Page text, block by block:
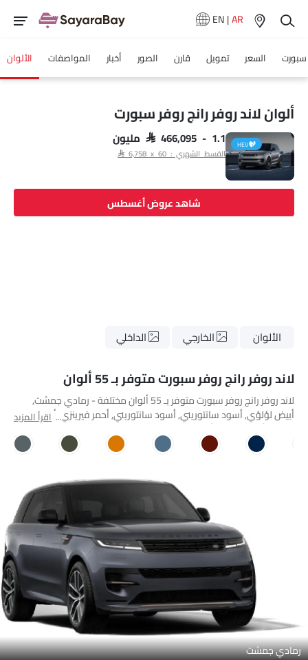
EN|AR
سبورت السعر تمويل قارن الصور أخبار المواصفات الألوان
ألوان لاند روفر رانج روفر سبورت
HEV
SAR 466,095 - 1.1 مليون
القسط الشهري : SAR 6,758 x 60
شاهد عروض أغسطس
الألوان الخارجي الداخلي
لاند روفر رانج روفر سبورت متوفر بـ 55 ألوان
لاند روفر رانج روفر سبورت متوفر بـ 55 ألوان مختلفة - رمادي جمشت,
أبيض لؤلؤي, أسود سانتوريني, أسود سانتوريني, أحمر فيرينزي, أبيض
فوجي, أبيض فوجي, أزرق كونكورس, ميكا رمادية معدنية, فضة قصوى,
أخضر سباق بريطاني, أخضر سباق بريطاني, أبيض جليدي, كاد رمادي
معدني, ذهب EAH, فضة فلوريت, أسود أوبسيديان, أزرق قديم, Ion Silver,
Carpathian Grey, Carpathian Grey, Venezia Blue, Sunset Copper,
Petrol Blue Metallic, Orange Fury, Gilded Green, جيولا جرين, فاريزين بلو,
أوستوني بيرل وايت, الرمادي شارانت, إيثيريال فروست سيلفر جلوس
فينيش, فيلوسيتي بلو بلمسة جلوس, أيونِيان سيلفر إن جلوس فينيش,
سانست جولد بلمسة جلوس, أميثيست غري بيربل – جلوس فينيش,
بيترولكس بلو إن جلوس فينيش, تورمالين براون بلمسة جلوس, سانرايز كوبر
بلمسة جلوس, فلوكس سيلفر بلمسة جلوس, كونستليشن بلو بلمسة
جلوس, أوبسيديان بلاك إن جلوس فينيش, بريتيش ريسينغ جرين بلمسة
ساتين, فلوكس سيلفر بلمسة ساتين, فيلوسيتي بلو بلمسة ساتين, إيثيريال
فروست سيلفر بلمسة ساتين, آيونيان سيلفر بلمسة ساتين, سانست جولد
بلمسة ساتين, تورمالين براون بلمسة ساتين, إيجر غري إن ساتين فينيش,
سانرايز كوبر إن ساتين فينيش, أوبسيديان بلاك بلمسة ساتين.
اقرأ المزيد
رمادي جمشت